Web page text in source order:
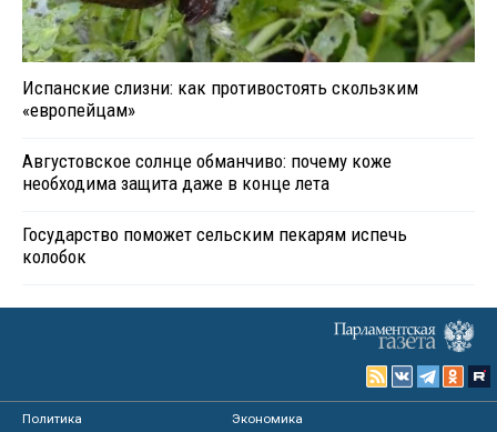
Испанские слизни: как противостоять скользким
«европейцам»
Августовское солнце обманчиво: почему коже
необходима защита даже в конце лета
Государство поможет сельским пекарям испечь
колобок
Политика
Экономика